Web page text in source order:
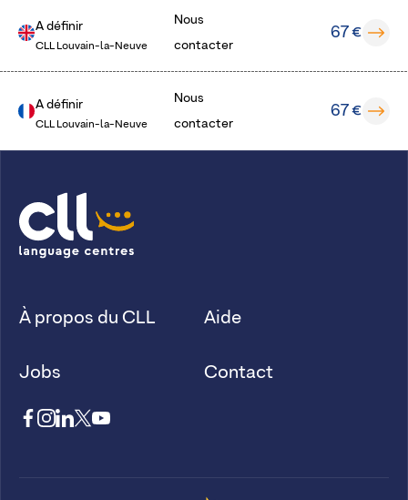
A définir
CLL Louvain-la-Neuve
Nous
contacter
67 €
A définir
CLL Louvain-la-Neuve
Nous
contacter
67 €
À propos du CLL
Jobs
Aide
Contact